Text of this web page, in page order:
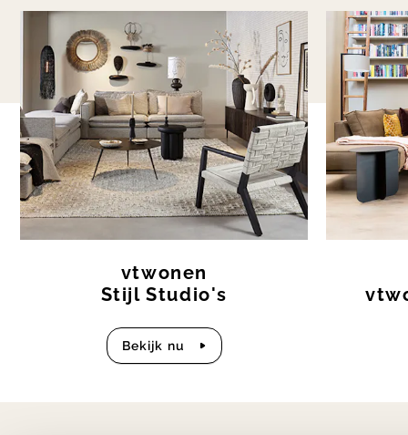
vtwonen
Stijl Studio's
bekijk nu
2